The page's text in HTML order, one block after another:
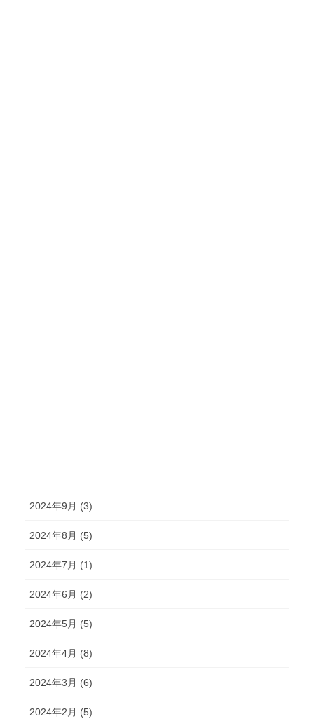
2024年9月 (3)
2024年8月 (5)
2024年7月 (1)
2024年6月 (2)
2024年5月 (5)
2024年4月 (8)
2024年3月 (6)
2024年2月 (5)